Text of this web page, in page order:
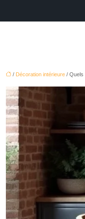
/ Décoration intérieure / Quels